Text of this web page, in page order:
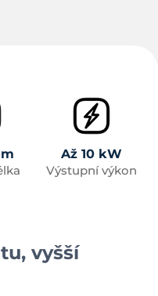
Až 10 kW
Výstupní výkon
vyšší